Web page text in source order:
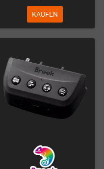
KAUFEN